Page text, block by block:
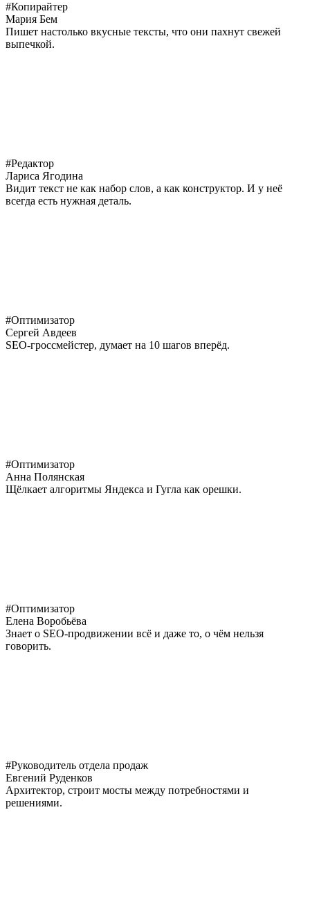
#Копирайтер
Мария Бем
Пишет настолько вкусные тексты, что они пахнут свежей
выпечкой.
#Редактор
Лариса Ягодина
Видит текст не как набор слов, а как конструктор. И у неё
всегда есть нужная деталь.
#Оптимизатор
Сергей Авдеев
SEO-гроссмейстер, думает на 10 шагов вперёд.
#Оптимизатор
Анна Полянская
Щёлкает алгоритмы Яндекса и Гугла как орешки.
#Оптимизатор
Елена Воробьёва
Знает о SEO-продвижении всё и даже то, о чём нельзя
говорить.
#Руководитель отдела продаж
Евгений Руденков
Архитектор, строит мосты между потребностями и
решениями.